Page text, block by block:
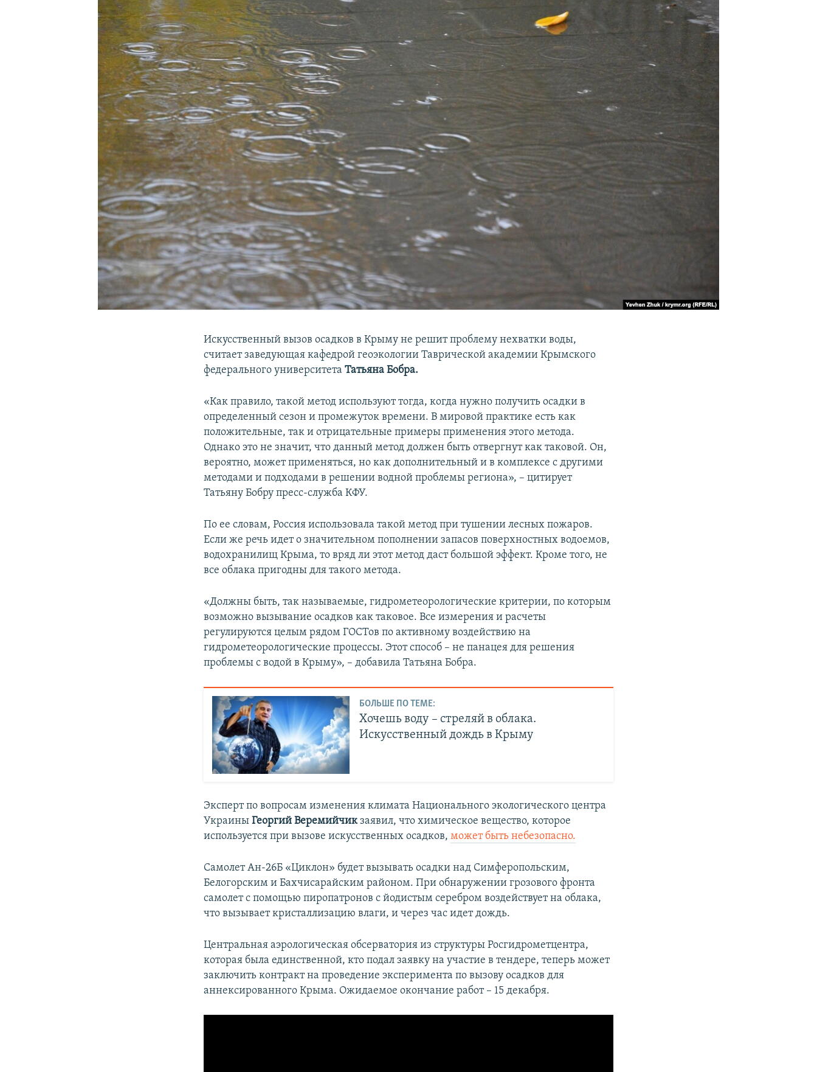
КРЫМ.НЕПОКОРЕННЫЙ
УКРАИНСКАЯ ПРОБЛЕМА КРЫМА
Искусственный вызов осадков в Крыму не решит проблему нехватки воды,
считает заведующая кафедрой геоэкологии Таврической академии Крымского
федерального университетаТатьяна Бобра.
«Как правило, такой метод используют тогда, когда нужно получить осадки в
определенный сезон и промежуток времени. В мировой практике есть как
положительные, так и отрицательные примеры применения этого метода.
Однако это не значит, что данный метод должен быть отвергнут как таковой. Он,
вероятно, может применяться, но как дополнительный и в комплексе с другими
методами и подходами в решении водной проблемы региона», – цитирует
Татьяну Бобру пресс-служба КФУ.
По ее словам, Россия использовала такой метод при тушении лесных пожаров.
Если же речь идет о значительном пополнении запасов поверхностных водоемов,
водохранилищ Крыма, то вряд ли этот метод даст большой эффект. Кроме того, не
все облака пригодны для такого метода.
«Должны быть, так называемые, гидрометеорологические критерии, по которым
возможно вызывание осадков как таковое. Все измерения и расчеты
регулируются целым рядом ГОСТов по активному воздействию на
гидрометеорологические процессы. Этот способ – не панацея для решения
проблемы с водой в Крыму», – добавила Татьяна Бобра.
БОЛЬШЕ ПО ТЕМЕ:
Хочешь воду – стреляй в облака.
Искусственный дождь в Крыму
Эксперт по вопросам изменения климата Национального экологического центра
Украины Георгий Веремийчикзаявил, что химическое вещество, которое
используется при вызове искусственных осадков,может быть небезопасно.
Самолет Ан-26Б «Циклон» будет вызывать осадки над Симферопольским,
Белогорским и Бахчисарайским районом. При обнаружении грозового фронта
самолет с помощью пиропатронов с йодистым серебром воздействует на облака,
что вызывает кристаллизацию влаги, и через час идет дождь.
Центральная аэрологическая обсерватория из структуры Росгидрометцентра,
которая была единственной, кто подал заявку на участие в тендере, теперь может
заключить контракт на проведение эксперимента по вызову осадков для
аннексированного Крыма. Ожидаемое окончание работ – 15 декабря.